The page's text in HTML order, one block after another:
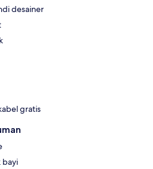
desainer
gratis
bayi